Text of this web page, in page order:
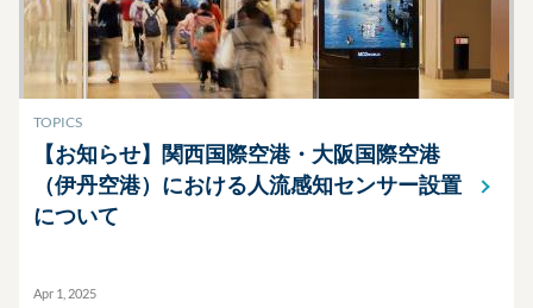
TOPICS
【お知らせ】関西国際空港・大阪国際空港
（伊丹空港）における人流感知センサー設置
について
Apr 1, 2025